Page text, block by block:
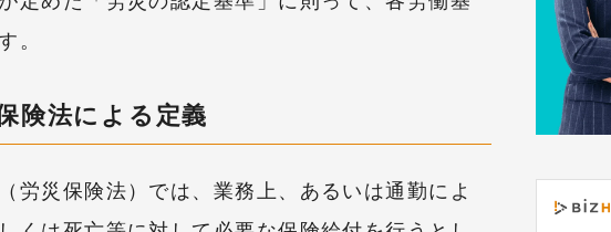
。
険法による定義
労災保険法）では、業務上、あるいは通勤によ